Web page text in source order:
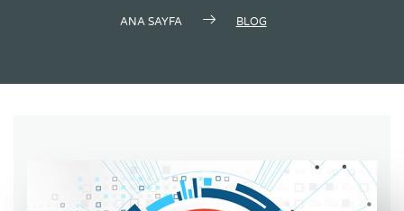
ANA SAYFA BLOG